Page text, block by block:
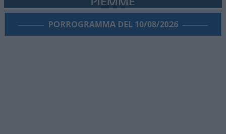
PORROGRAMMA DEL 10/08/2026